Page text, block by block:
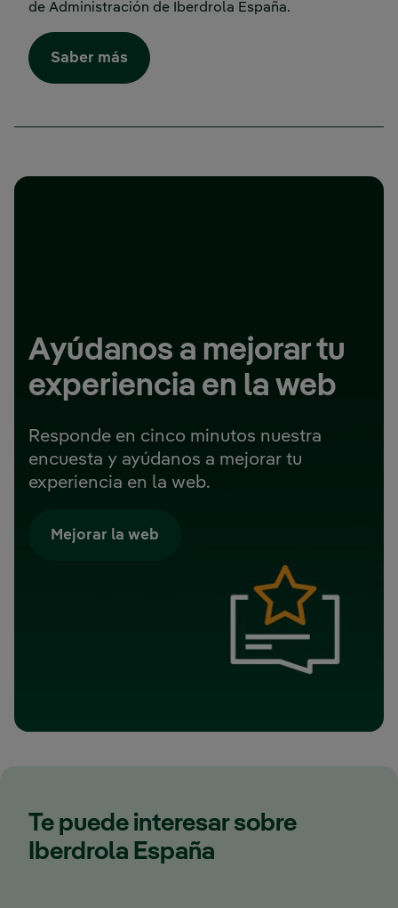
de Administración de Iberdrola España.
Saber más
Ayúdanos a mejorar tu
experiencia en la web
Responde en cinco minutos nuestra
encuesta y ayúdanos a mejorar tu
experiencia en la web.
Mejorar la web
Te puede interesar sobre
Iberdrola España